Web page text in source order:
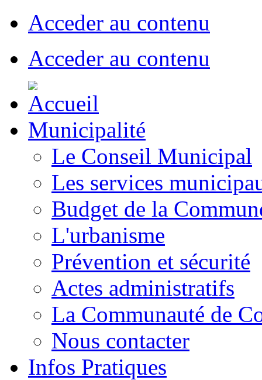
Acceder au contenu
Acceder au contenu
Municipalité
Le Conseil Municipal
Les services
Budget de la
L'urbanisme
Prévention et sécurité
Actes administratifs
La Communauté de
Nous contacter
Infos Pratiques